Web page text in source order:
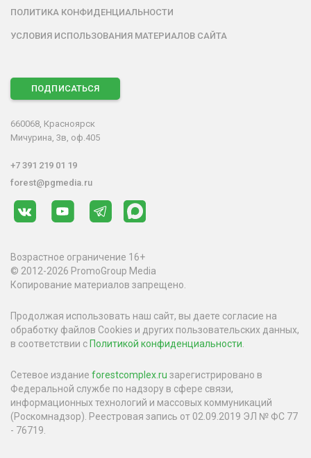
ПОЛИТИКА КОНФИДЕНЦИАЛЬНОСТИ
УСЛОВИЯ ИСПОЛЬЗОВАНИЯ МАТЕРИАЛОВ САЙТА
ПОДПИСАТЬСЯ
660068, Красноярск
Мичурина, 3в, оф.405
+7 391 219 01 19
forest@pgmedia.ru
Возрастное ограничение 16+
© 2012-2026 PromoGroup Media
Копирование материалов запрещено.
Продолжая использовать наш сайт, вы даете согласие на
обработку файлов Cookies и других пользовательских данных,
в соответствии сПолитикой конфиденциальности
Сетевое издание forestcomplex.ru зарегистрировано в
Федеральной службе по надзору в сфере связи,
информационных технологий и массовых коммуникаций
(Роскомнадзор). Реестровая запись от 02.09.2019 ЭЛ № ФС 77
- 76719.